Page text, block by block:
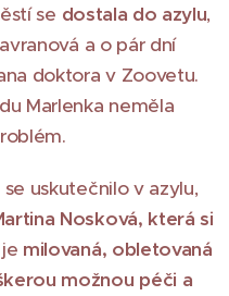
se dostala do azylu,
a o pár dní
doktora v Zoovetu.
Marlenka neměla
uskutečnilo v azylu,
Nosková, která si
milovaná, obletovaná
možnou péči a